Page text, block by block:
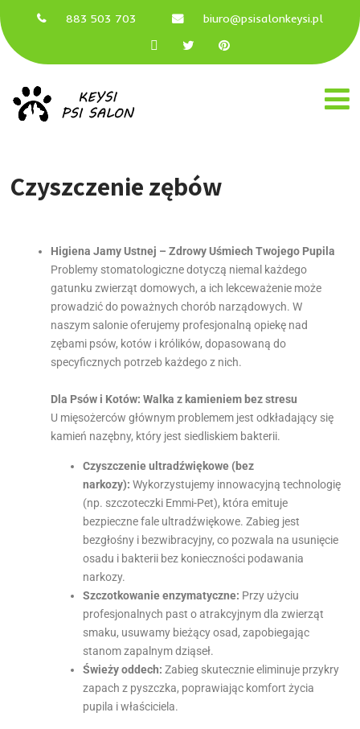
883 503 703 biuro@psisalonkeysi.pl
Czyszczenie zębów
Higiena Jamy Ustnej – Zdrowy Uśmiech Twojego Pupila
Problemy stomatologiczne dotyczą niemal każdego
gatunku zwierząt domowych, a ich lekceważenie może
prowadzić do poważnych chorób narządowych. W
naszym salonie oferujemy profesjonalną opiekę nad
zębami psów, kotów i królików, dopasowaną do
specyficznych potrzeb każdego z nich.
Dla Psów i Kotów: Walka z kamieniem bez stresu
U mięsożerców głównym problemem jest odkładający się
kamień nazębny, który jest siedliskiem bakterii.
Czyszczenie ultradźwiękowe (bez
narkozy): Wykorzystujemy innowacyjną technologię
(np. szczoteczki Emmi-Pet), która emituje
bezpieczne fale ultradźwiękowe. Zabieg jest
bezgłośny i bezwibracyjny, co pozwala na usunięcie
osadu i bakterii bez konieczności podawania
narkozy.
Szczotkowanie enzymatyczne: Przy użyciu
profesjonalnych past o atrakcyjnym dla zwierząt
smaku, usuwamy bieżący osad, zapobiegając
stanom zapalnym dziąseł.
Świeży oddech: Zabieg skutecznie eliminuje przykry
zapach z pyszczka, poprawiając komfort życia
pupila i właściciela.